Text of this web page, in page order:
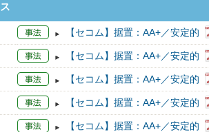
【セコム】据置：AA+／安定的
【セコム】据置：AA+／安定的
【セコム】据置：AA+／安定的
【セコム】据置：AA+／安定的
【セコム】据置：AA+／安定的